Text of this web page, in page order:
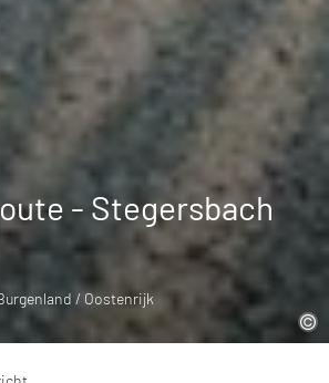
- Stegersbach
/ Oostenrijk